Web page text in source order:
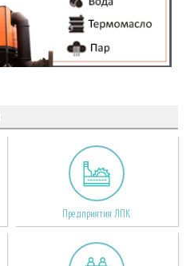
Предприятия ЛПК